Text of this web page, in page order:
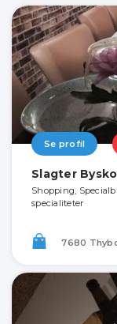
Se profil
Slagter
Shopping,
specialiteter
7680